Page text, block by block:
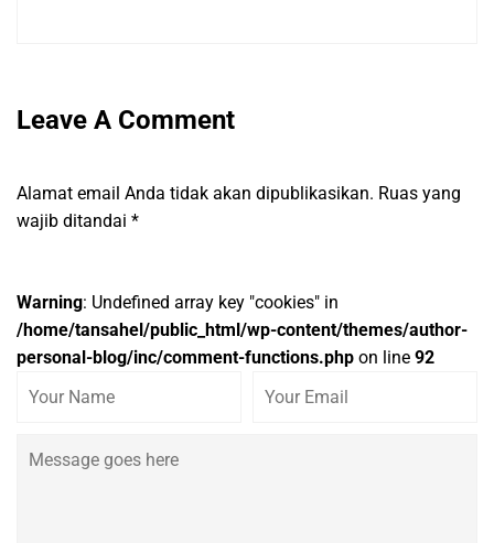
Leave A Comment
Alamat email Anda tidak akan dipublikasikan. Ruas yang
wajib ditandai *
Warning: Undefined array key "cookies" in
/home/tansahel/public_html/wp-content/themes/author-
personal-blog/inc/comment-functions.php on line 92